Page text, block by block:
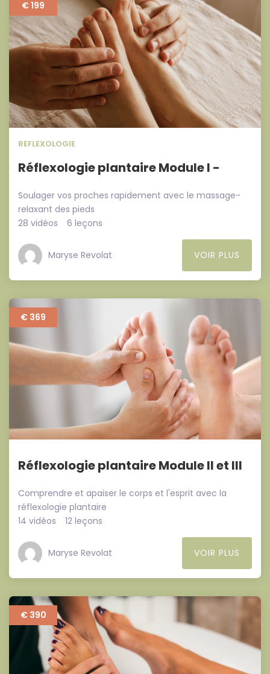
€ 199
REFLEXOLOGIE
Réflexologie plantaire Module I -
Soulager vos proches rapidement avec le massage-
relaxant des pieds
28 vidéos
6 leçons
Maryse Revolat VOIR PLUS
€ 369
Réflexologie plantaire Module II et III
Comprendre et apaiser le corps et l'esprit avec la
réflexologie plantaire
14 vidéos
12 leçons
Maryse Revolat VOIR PLUS
€ 390